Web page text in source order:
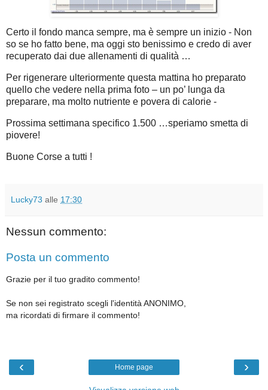
Certo il fondo manca sempre, ma è sempre un inizio - Non
so se ho fatto bene, ma oggi sto benissimo e credo di aver
recuperato dai due allenamenti di qualità …
Per rigenerare ulteriormente questa mattina ho preparato
quello che vedere nella prima foto – un po’ lunga da
preparare, ma molto nutriente e povera di calorie -
Prossima settimana specifico 1.500 …speriamo smetta di
piovere!
Buone Corse a tutti !
Lucky73 alle 17:30
Nessun commento:
Posta un commento
Grazie per il tuo gradito commento!
Se non sei registrato scegli l'identità ANONIMO,
ma ricordati di firmare il commento!
‹ ›
Home page